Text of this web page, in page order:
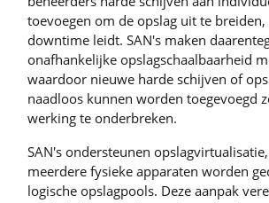
toevoegen om de opslag uit te
downtime leidt. SAN's maken
onafhankelijke opslagschaalbaarheid
waardoor nieuwe harde schijven of
naadloos kunnen worden toegevoegd
werking te onderbreken.
SAN's ondersteunen
meerdere fysieke apparaten worden
logische opslagpools. Deze aanpak